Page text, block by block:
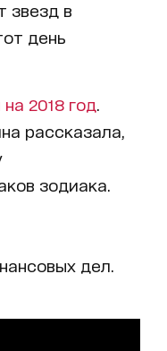
звезд в
день
2018 год
рассказала,
зодиака.
дел.